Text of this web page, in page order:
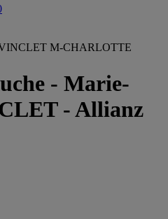
M-CHARLOTTE
- Marie-
- Allianz